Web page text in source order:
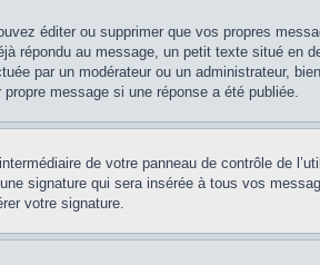
éditer ou supprimer que vos propres
répondu au message, un petit texte situé en
par un modérateur ou un administrateur,
message si une réponse a été publiée.
de votre panneau de contrôle de
signature qui sera insérée à tous vos
votre signature.